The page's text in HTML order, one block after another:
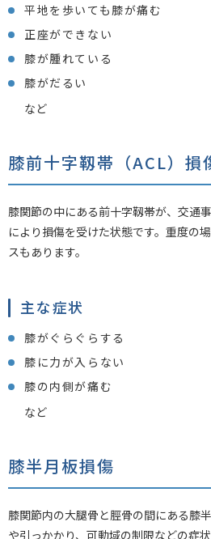
平地を歩いても膝が痛む
正座ができない
膝が腫れている
膝がだるい
など
膝前十字靱帯（ACL）損
膝関節の中にある前十字靱帯が、交通
により損傷を受けた状態です。重度の
スもあります。
主な症状
膝がぐらぐらする
膝に力が入らない
膝の内側が痛む
など
膝半月板損傷
膝関節内の大腿骨と脛骨の間にある膝
や引っかかり、可動域の制限などの症状